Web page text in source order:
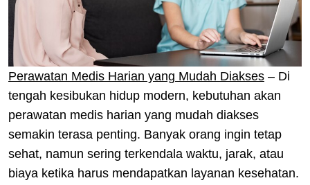
Perawatan Medis Harian yang Mudah Diakses – Di
tengah kesibukan hidup modern, kebutuhan akan
perawatan medis harian yang mudah diakses
semakin terasa penting. Banyak orang ingin tetap
sehat, namun sering terkendala waktu, jarak, atau
biaya ketika harus mendapatkan layanan kesehatan.